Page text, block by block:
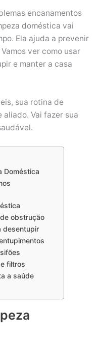
encanamentos
doméstica vai
Ela ajuda a prevenir
ver como usar
e manter a casa
sua rotina de
aliado. Vai fazer sua
Doméstica
obstrução
desentupir
filtros
a saúde